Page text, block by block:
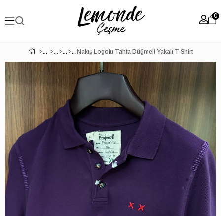
0
Nakış Logolu Tahta Düğmeli Yakalı T-Shirt